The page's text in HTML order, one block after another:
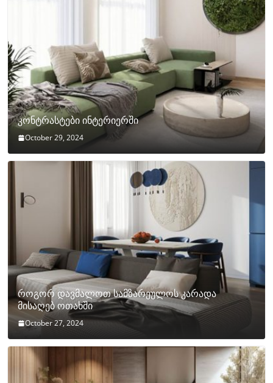
კონტრასტები ინტერიერში
October 29, 2024
როგორ დავმალოთ სამზარეულოს კარადა
მისაღებ ოთახში
October 27, 2024